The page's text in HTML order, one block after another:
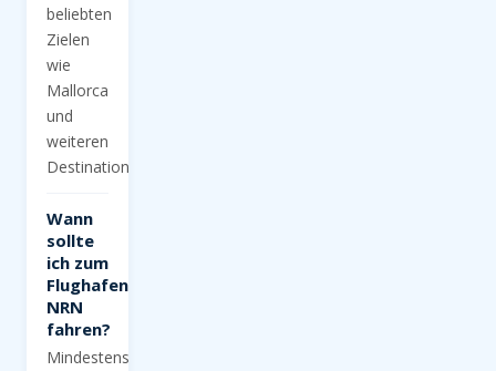
beliebten
Zielen
wie
Mallorca
und
weiteren
Destinationen.
Wann
sollte
ich zum
Flughafen
NRN
fahren?
Mindestens